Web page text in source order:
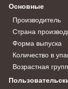
Основные
Производитель
Страна
Форма выпуска
Количество в
Возрастная